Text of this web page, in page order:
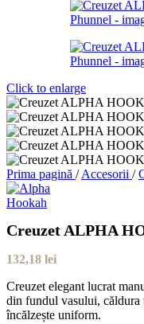
Click to enlarge
Prima pagină / Accesorii /
Creuzet ALPHA
132,18 lei
Creuzet elegant lucrat
din fundul vasului, căldura
încălzește uniform.